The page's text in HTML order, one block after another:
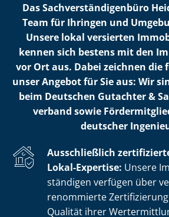
Das Sach­ver­stän­di­gen­bü­ro
Team für Ihringen und
Unsere lokal versierten
kennen sich bestens mit den
vor Ort aus. Dabei zeichnen die
unser Angebot für Sie aus: Wir
beim Deutschen Gutachter &
ver­band sowie
deutscher
Ausschließlich
Lokal-Expertise: Unsere
stän­di­gen verfügen über
renommierte
Qualität ihrer